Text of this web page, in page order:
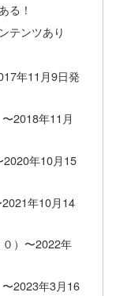
る！
テンツあり
年11月9日発
2018年11月
2020年10月15
年10月14
）〜2022年
2023年3月16